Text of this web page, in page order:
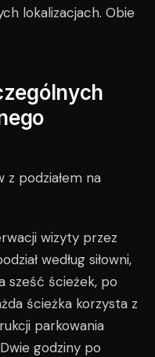
lokalizacjach. Obie
podziałem na
wizyty przez
według siłowni,
sześć ścieżek, po
ścieżka korzysta z
parkowania
godziny po